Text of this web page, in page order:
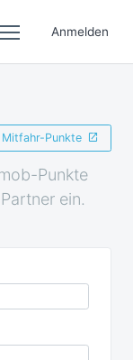
Anmelden
Mitfahr-Punkte
Punkte
ein.